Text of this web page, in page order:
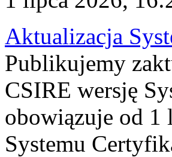
Aktualizacja
Publikujemy
CSIRE wersję
obowiązuje od 1
Systemu